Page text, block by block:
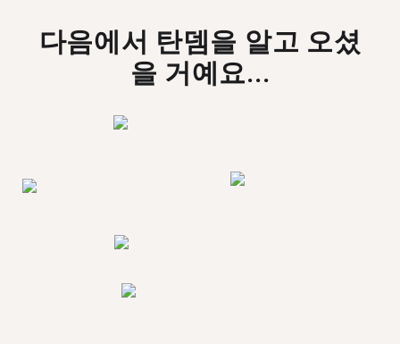
다음에서 탄뎀을 알고 오셨
을 거예요...